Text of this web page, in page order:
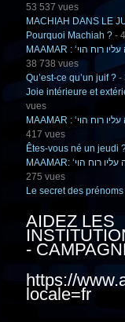
53 537 vues
MACHIAH DANS LE
Pourquoi Machiah ? -
38 738 vues
Qu’est-ce qu’un juif ? -
Joie intérieure et
vues
417 vues
Êtes-vous né un jeudi
275 vues
Le secret des prénoms
AIDEZ LES
-
https://
locale=fr